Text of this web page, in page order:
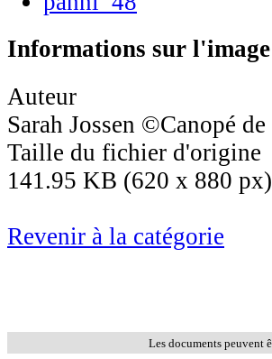
Informations sur l'image
Auteur
Sarah Jossen ©Canopé de
Taille du fichier d'origine
141.95 KB (620 x 880 px)
Revenir à la catégorie
Les documents peuvent